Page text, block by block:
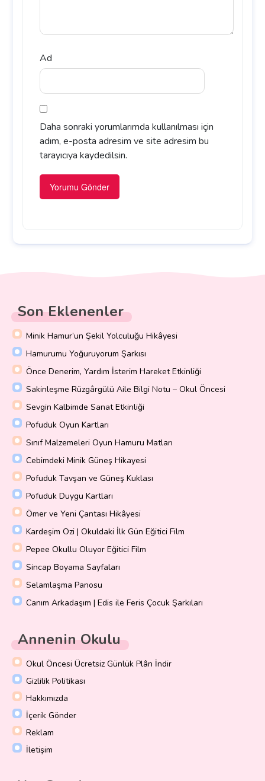
Ad
Daha sonraki yorumlarımda kullanılması için
adım, e-posta adresim ve site adresim bu
tarayıcıya kaydedilsin.
Son Eklenenler
Minik Hamur’un Şekil Yolculuğu Hikâyesi
Hamurumu Yoğuruyorum Şarkısı
Önce Denerim, Yardım İsterim Hareket Etkinliği
Sakinleşme Rüzgârgülü Aile Bilgi Notu – Okul Öncesi
Sevgin Kalbimde Sanat Etkinliği
Pofuduk Oyun Kartları
Sınıf Malzemeleri Oyun Hamuru Matları
Cebimdeki Minik Güneş Hikayesi
Pofuduk Tavşan ve Güneş Kuklası
Pofuduk Duygu Kartları
Ömer ve Yeni Çantası Hikâyesi
Kardeşim Ozi | Okuldaki İlk Gün Eğitici Film
Pepee Okullu Oluyor Eğitici Film
Sincap Boyama Sayfaları
Selamlaşma Panosu
Canım Arkadaşım | Edis ile Feris Çocuk Şarkıları
Annenin Okulu
Okul Öncesi Ücretsiz Günlük Plân İndir
Gizlilik Politikası
Hakkımızda
İçerik Gönder
Reklam
İletişim